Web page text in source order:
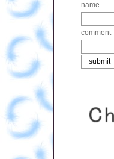
name
comment